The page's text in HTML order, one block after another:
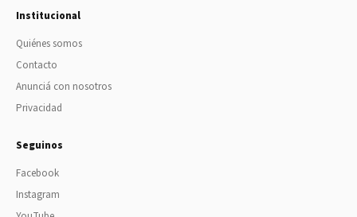
Institucional
Quiénes somos
Contacto
Anunciá con nosotros
Privacidad
Seguinos
Facebook
Instagram